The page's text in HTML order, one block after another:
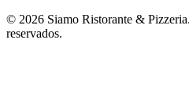
© 2026 Siamo Ristorante &
reservados.